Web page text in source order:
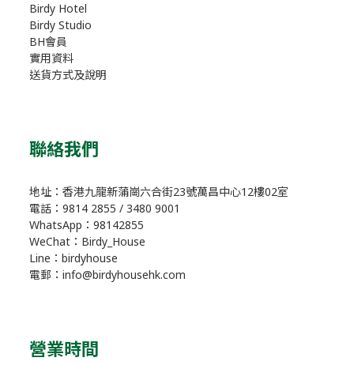
Birdy Hotel
Birdy Studio
BH會員
實用資料
送貨方式及說明
聯絡我們
地址：香港九龍新蒲崗六合街23號萬昌中心12樓02室
電話：9814 2855 / 3480 9001
WhatsApp：98142855
WeChat：Birdy_House
Line：birdyhouse
電郵：info@birdyhousehk.com
營業時間